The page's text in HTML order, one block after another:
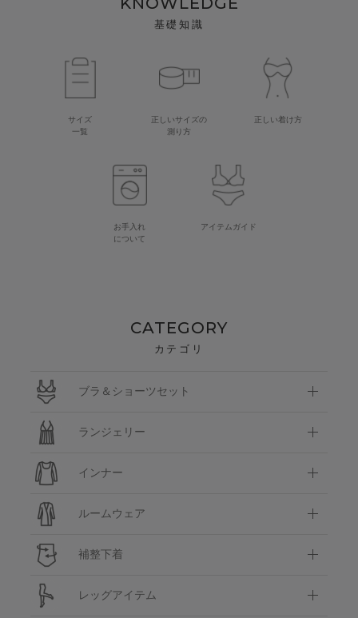
基礎知識
サイズ
一覧
正しいサイズの
測り方
正しい着け方
お手入れ
について
アイテムガイド
CATEGORY
カテゴリ
ブラ＆ショーツセット
ランジェリー
インナー
ルームウェア
補整下着
レッグアイテム